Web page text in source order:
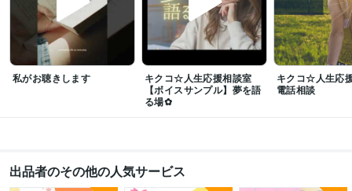
得意分野
悩み相談・カウンセリング
肯定的に傾聴しあなたの人生を応援します！
転職・生き方・生きがい
仕事と家事と育児との両立 【気軽に安心】傾聴
いたします。
人生の方向性 結婚 転職 失業 パワハラ
自分らしく生きる
リライトやWeb記事の作成
子育て 生活 就職 再就職 専業主婦 大学受験 浪人生 心理学
料理
私がお聴きします
キクコ☆人生応援相談室
【ボイスサンプル】夢を語
る場✿
キクコ☆人生
電話相談
出品者のその他の人気サービス